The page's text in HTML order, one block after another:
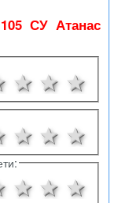
СУ Атанас
4
3
2 звезди
4
3
2 звезди
4
3
2 звезди